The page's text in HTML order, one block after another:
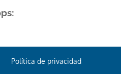
Política de privacidad